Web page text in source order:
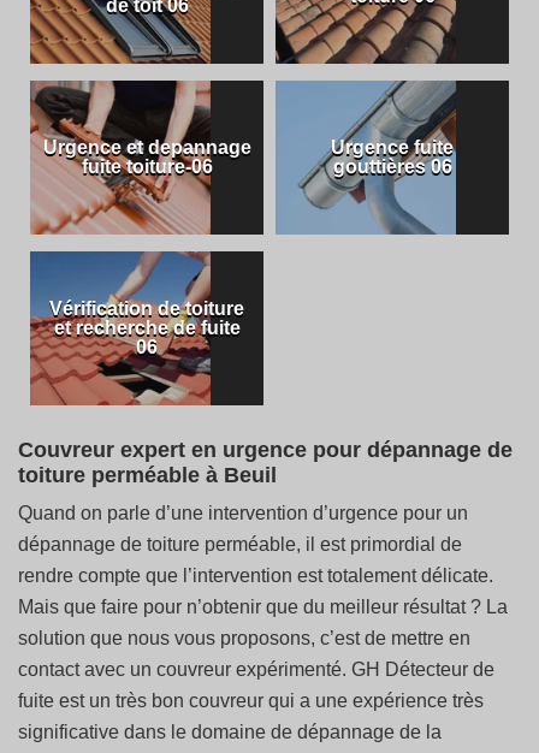
de toit 06
Urgence et depannage
fuite toiture-06
Urgence fuite
gouttières 06
Vérification de toiture
et recherche de fuite
06
Couvreur expert en urgence pour dépannage de
toiture perméable à Beuil
Quand on parle d’une intervention d’urgence pour un
dépannage de toiture perméable, il est primordial de
rendre compte que l’intervention est totalement délicate.
Mais que faire pour n’obtenir que du meilleur résultat ? La
solution que nous vous proposons, c’est de mettre en
contact avec un couvreur expérimenté. GH Détecteur de
fuite est un très bon couvreur qui a une expérience très
significative dans le domaine de dépannage de la